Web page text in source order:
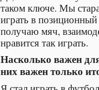
таком ключе. Мы
играть в
получаю мяч,
нравится так играть.
Насколько важен
них важен только